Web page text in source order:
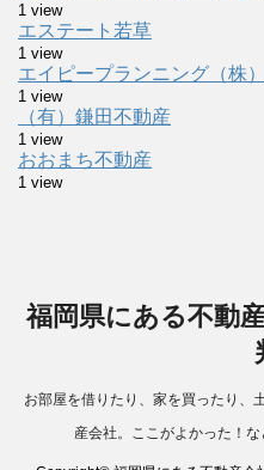
1 view
エステート若草
1 view
エイピープランニング（株）
1 view
（有）鎌田不動産
1 view
おおまち不動産
1 view
福岡県にある不動
お部屋を借りたり、家を買ったり、
産会社。ここがよかった！